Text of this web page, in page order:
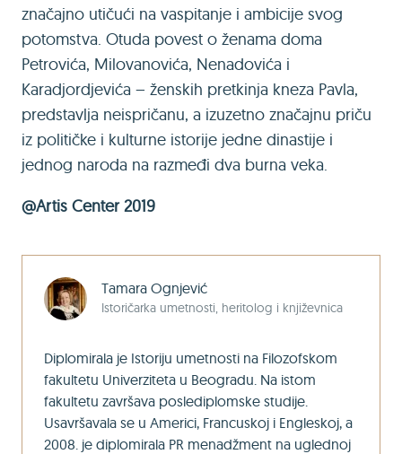
značajno utičući na vaspitanje i ambicije svog
potomstva. Otuda povest o ženama doma
Petrovića, Milovanovića, Nenadovića i
Karadjordjevića – ženskih pretkinja kneza Pavla,
predstavlja neispričanu, a izuzetno značajnu priču
iz političke i kulturne istorije jedne dinastije i
jednog naroda na razmeđi dva burna veka.
@Artis Center 2019
Tamara Ognjević
Istoričarka umetnosti, heritolog i književnica
Diplomirala je Istoriju umetnosti na Filozofskom
fakultetu Univerziteta u Beogradu. Na istom
fakultetu završava poslediplomske studije.
Usavršavala se u Americi, Francuskoj i Engleskoj, a
2008. je diplomirala PR menadžment na uglednoj